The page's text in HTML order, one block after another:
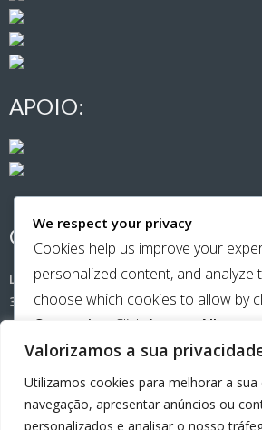
Valorizamos a sua
Utilizamos cookies para melhorar a sua
navegação, apresentar anúncios ou
personalizados e analisar o nosso
APOIO:
CONTACTOS:
Largo de Santa Cristina (Casa Amarela)
3500-181 Viseu
Telemóvel:
email:beiraamiga@gmail.com
We respect your privacy
Cookies help us improve your
personalized content, and analyze
choose which cookies to allow by
Customize
. Click Accept All
Allto decline non-essential
CUSTOMIZE